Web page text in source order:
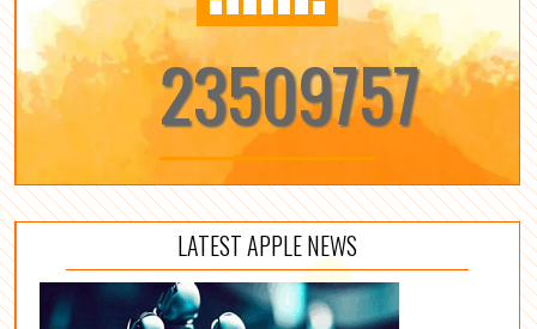
23509757
LATEST APPLE NEWS